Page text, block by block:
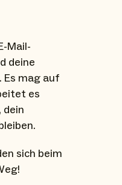
Mail-
deine
Es mag auf
es
dein
sich beim